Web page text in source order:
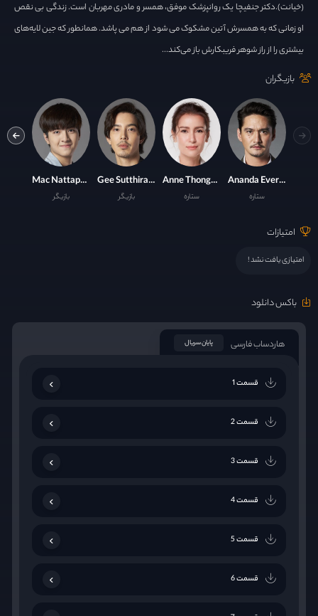
(خیانت).دکتر جنفیچا یک روانپزشک موفق، همسر و مادری مهربان است. زندگی بی نقص
او زمانی که به همسرش آتین مشکوک می شود از هم می پاشد. همانطور که جین لایه‌های
بیشتری را از راز شوهر فریبکارش باز می‌کند...
بازیگران
Ananda Everingham
ستاره
Anne Thongprasom
ستاره
Gee Sutthirak Subvijitra
بازیگر
Mac Nattapat Nimjirawat
بازیگر
امتیازات
امتیازی یافت نشد !
باکس دانلود
هاردساب فارسی پایان سریال
قسمت 1
قسمت 2
قسمت 3
قسمت 4
قسمت 5
قسمت 6